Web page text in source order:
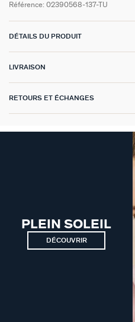
VICTOIRE
GÉNÉRATION AGATHA
Référence: 02390568-137-TU
DÉTAILS DU PRODUIT
LIVRAISON
RETOURS ET ÉCHANGES
PLEIN SOLEIL
DÉCOUVRIR